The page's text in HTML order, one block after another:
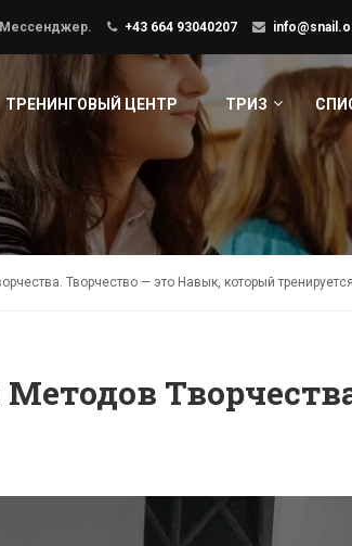
Мессенджер. +43 664 93040207
ТРЕНИНГОВЫЙ ЦЕНТР ТРИЗ
Творчество — это Навык, который